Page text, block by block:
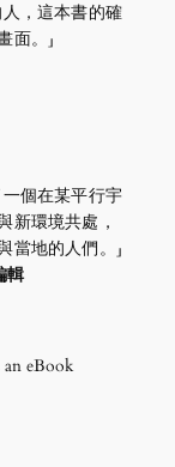
人，這本書的確
。」
一個在某平行宇
新環境共處，
地的人們。」
輯
an eBook